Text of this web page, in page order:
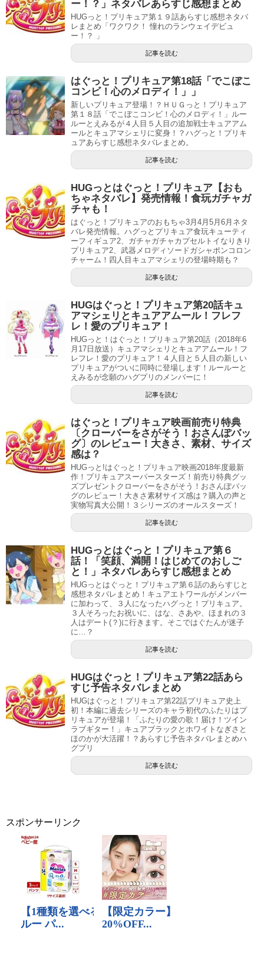
ー！？」ネタバレあらすじ感想まとめ
HUGっと！プリキュア第１９話あらすじ感想ネタバ
レまとめ「ワクワク！ 憧れのランウェイデビュ
ー！？ 」
記事を読む
はぐっと！プリキュア第18話「でこぼこ
コンビ！心のメロディ！」」
新しいプリキュア登場！？ＨＵＧっと！プリキュア
第１８話「でこぼこコンビ！心のメロディ！」ルー
ルーとえみるが４人目５人目の追加戦士キュアアム
ールとキュアマシェリに変身！？ハグっと！プリキ
ュアあらすじ感想ネタバレまとめ。
記事を読む
HUGっとはぐっと！プリキュア【おも
ちゃネタバレ】発売情報！食玩ガチャガ
チャも！
はぐっと！プリキュアのおもちゃ3月4月5月6月ネタ
バレ発売情報。ハグっとプリキュア食玩キューティ
ーフィギュア2、ガチャガチャカプセルトイなりきり
プリキュア2、武器メロディソードガシャポンコロン
チャーム！四人目キュアマシェリの登場時期も？
記事を読む
HUGはぐっと！プリキュア第20話キュ
アマシェリとキュアアムール！フレフ
レ！愛のプリキュア！
HUGっと！はぐっと！プリキュア第20話（2018年6
月17日放送）キュアマシェリとキュアアムール！フ
レフレ！愛のプリキュア！４人目と５人目の新しい
プリキュアがついに同時に登場します！ルールーと
えみるが念願のハグプリのメンバーに！
記事を読む
はぐっと！プリキュア映画前売り特典
〔クローバーをさがそう！おさんぽバッ
グ〕のレビュー！大きさ、素材、サイズ
感は？
HUGっと!はぐっと！プリキュア映画2018年度最新
作！プリキュアスーパースターズ！前売り特典グッ
ズプレゼントクローバーをさがそう！おさんぽバッ
グのレビュー！大きさ素材サイズ感は？購入の声と
実物写真大公開！３シリーズのオールスターズ！
記事を読む
HUGっとはぐっと！プリキュア第６
話！「笑顔、満開！はじめてのおしご
と！」ネタバレあらすじ感想まとめ
HUGっとはぐっと！プリキュア第６話のあらすじと
感想ネタバレまとめ！キュアエトワールがメンバー
に加わって、３人になったハグっと！プリキュア。
３人そろったお祝いに、はな、さあや、ほまれの３
人はデート(？)に行きます。そこではぐたんが迷子
に…？
記事を読む
HUGはぐっと！プリキュア第22話あら
すじ予告ネタバレまとめ
HUGはぐっと！プリキュア第22話プリキュア史上
初！本編に過去シリーズのキャラ初代のふたりはプ
リキュアが登場！「ふたりの愛の歌！届け！ツイン
ラブギター！」キュアブラックとホワイトなぎさと
ほのかが大活躍！？あらすじ予告ネタバレまとめハ
グプリ
記事を読む
スポンサーリンク